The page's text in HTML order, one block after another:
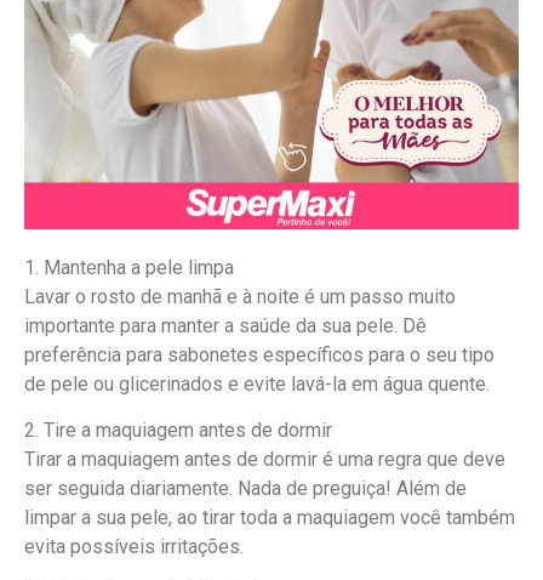
1. Mantenha a pele limpa
Lavar o rosto de manhã e à noite é um passo muito
importante para manter a saúde da sua pele. Dê
preferência para sabonetes específicos para o seu tipo
de pele ou glicerinados e evite lavá-la em água quente.
2. Tire a maquiagem antes de dormir
Tirar a maquiagem antes de dormir é uma regra que deve
ser seguida diariamente. Nada de preguiça! Além de
limpar a sua pele, ao tirar toda a maquiagem você também
evita possíveis irritações.